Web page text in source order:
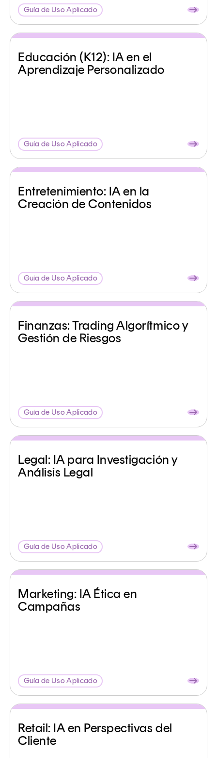
Guía de Uso Aplicado
Educación (K12): IA en el
Aprendizaje Personalizado
Guía de Uso Aplicado
Entretenimiento: IA en la
Creación de Contenidos
Guía de Uso Aplicado
Finanzas: Trading Algorítmico y
Gestión de Riesgos
Guía de Uso Aplicado
Legal: IA para Investigación y
Análisis Legal
Guía de Uso Aplicado
Marketing: IA Ética en
Campañas
Guía de Uso Aplicado
Retail: IA en Perspectivas del
Cliente